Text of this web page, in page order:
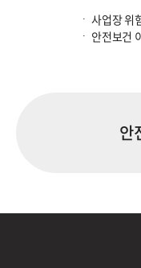
사업장 위
안전보건
안